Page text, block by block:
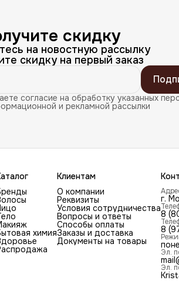
скидку
на новостную рассылку
скидку на первый заказ
согласие на обработку указанных
и рекламной рассылки
химия
Клиентам
О компании
Реквизиты
Условия сотрудничества
Вопросы и ответы
Способы оплаты
Заказы и доставка
Документы на товары
г.
8
8
Эл.
Эл.